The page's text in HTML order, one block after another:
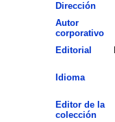
Dirección
Autor
corporativo
Editorial
Idioma
Editor de la
colección